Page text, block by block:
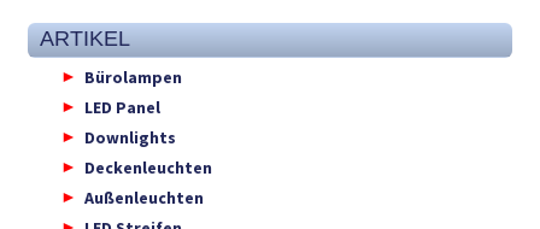
ARTIKEL
Bürolampen
LED Panel
Downlights
Deckenleuchten
Außenleuchten